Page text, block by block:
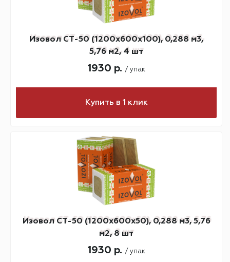
Изовол СТ-50 (1200х600х100), 0,288 м3,
5,76 м2, 4 шт
1930 р. / упак
Купить в 1 клик
Изовол СТ-50 (1200х600х50), 0,288 м3, 5,76
м2, 8 шт
1930 р. / упак